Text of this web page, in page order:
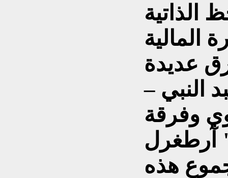
الذاتية
عديدة
النبي –
وفرقة
آرطغرل
هذه